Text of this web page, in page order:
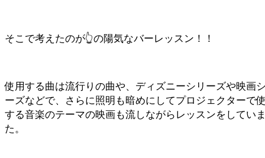
そこで考えたのが👆の陽気なバーレッスン！！
使用する曲は流行りの曲や、ディズニーシリーズや映画
ーズなどで、さらに照明も暗めにしてプロジェクターで
する音楽のテーマの映画も流しながらレッスンをしてい
た。